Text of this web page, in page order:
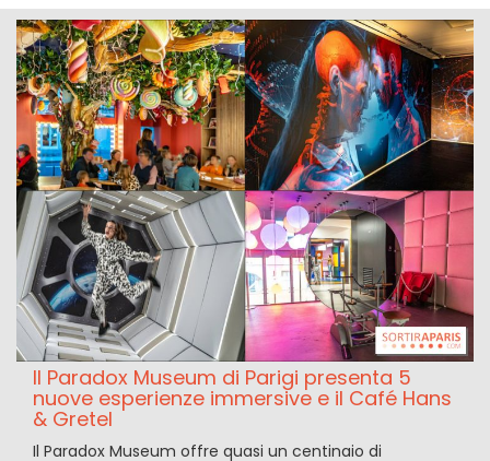
Il Paradox Museum di Parigi presenta 5
nuove esperienze immersive e il Café Hans
& Gretel
Il Paradox Museum offre quasi un centinaio di